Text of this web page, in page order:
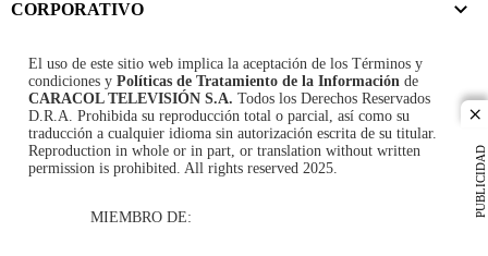
PUBLICIDAD
CORPORATIVO
El uso de este sitio web implica la aceptación de los Términos y
condiciones y Políticas de Tratamiento de la Información de
CARACOL TELEVISIÓN S.A. Todos los Derechos Reservados
D.R.A. Prohibida su reproducción total o parcial, así como su
traducción a cualquier idioma sin autorización escrita de su titular.
Reproduction in whole or in part, or translation without written
permission is prohibited. All rights reserved 2025.
MIEMBRO DE: